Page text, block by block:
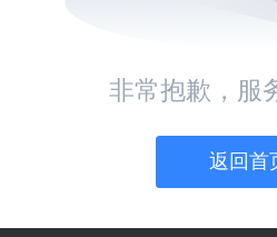
非常抱歉，服
返回首